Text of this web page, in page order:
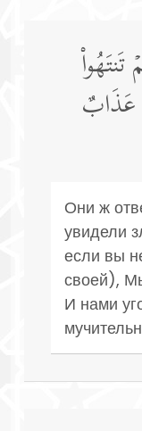
عَذَابٌ
Они ж
увидели
если вы
своей),
И нами